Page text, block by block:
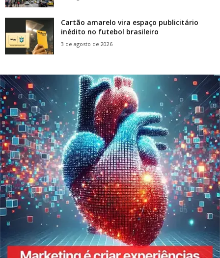
Cartão amarelo vira espaço publicitário
inédito no futebol brasileiro
3 de agosto de 2026